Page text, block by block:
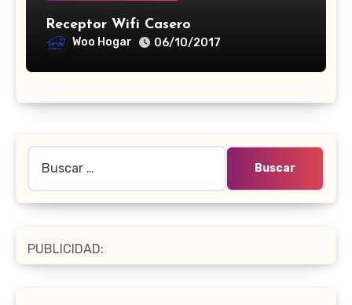
Receptor Wifi Casero
Woo Hogar 06/10/2017
PUBLICIDAD: